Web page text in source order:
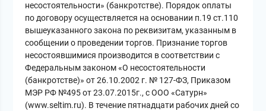
несостоятельности» (банкротстве). Порядок оплаты
по договору осуществляется на основании п.19 ст.110
вышеуказанного закона по реквизитам, указанным в
сообщении о проведении торгов. Признание торгов
несостоявшимися производится в соответствии с
Федеральным законом «О несостоятельности
(банкротстве)» от 26.10.2002 г. № 127-ФЗ, Приказом
МЭР РФ №495 от 23.07.2015г., с ООО «Сатурн»
(www.seltim.ru). В течение пятнадцати рабочих дней со